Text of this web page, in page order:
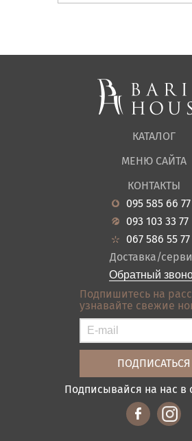
КАТАЛОГ
Спальни,
Корпусная
Офисная
Детская
Садовая мебель
Гостиная
Кухня
Прихожие
Ванная
Акции
МЕНЮ САЙТА
Новости
Гарантия
Кредит
Оплата и
Отзывы
Контакты
Карта сайта
Условия покупки
КОНТАКТЫ
095 585 66 77
093 103 33 77
067 586 55 77
Доставка/
Обратный
Подпишитесь на
узнавайте свежие
Подписывайся на нас в